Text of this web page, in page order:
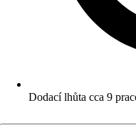
Dodací lhůta cca 9